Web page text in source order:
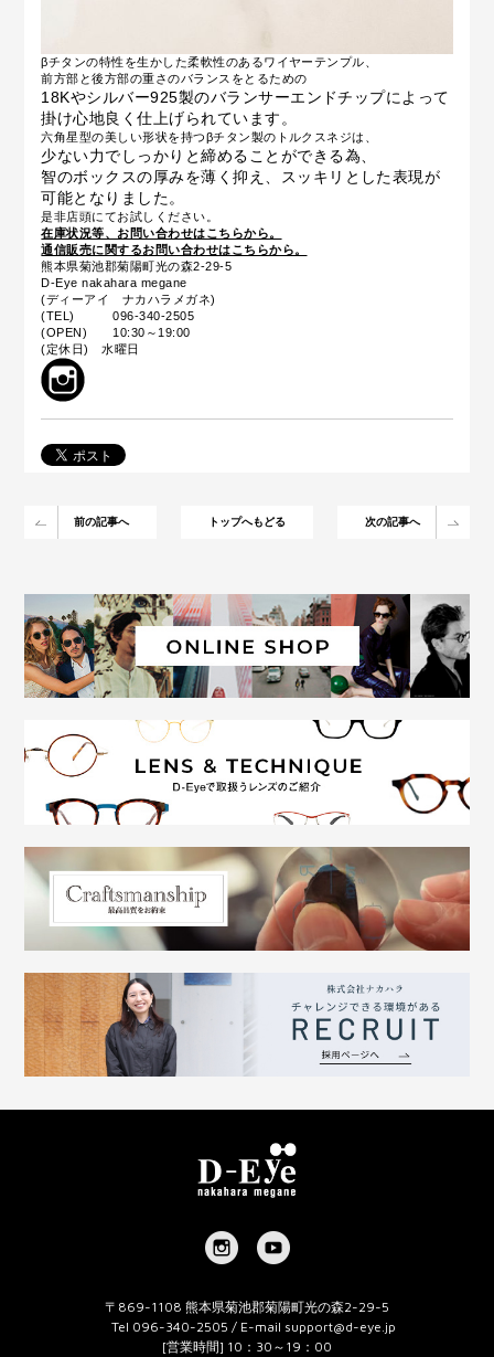
βチタンの特性を生かした柔軟性のあるワイヤーテンプル、
前方部と後方部の重さのバランスをとるための
18Kやシルバー925製のバランサーエンドチップによって
掛け心地良く仕上げられています。
六角星型の美しい形状を持つβチタン製のトルクスネジは、
少ない力でしっかりと締めることができる為、
智のボックスの厚みを薄く抑え、スッキリとした表現が
可能となりました。
是非店頭にてお試しください。
在庫状況等、お問い合わせはこちらから。
通信販売に関するお問い合わせはこちらから。
熊本県菊池郡菊陽町光の森2-29-5
D-Eye nakahara megane
(ディーアイ ナカハラメガネ)
(TEL) 096-340-2505
(OPEN) 10:30～19:00
(定休日) 水曜日
前の記事へ トップへもどる 次の記事へ
〒869-1108 熊本県菊池郡菊陽町光の森2-29-5
Tel 096-340-2505 / E-mail support@d-eye.jp
[営業時間] 10：30～19：00